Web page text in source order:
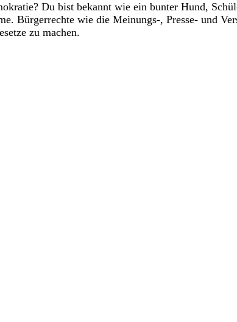
Du bist bekannt wie ein bunter Hund,
Bürgerrechte wie die Meinungs-, Presse- und
zu machen.